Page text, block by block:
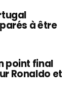
à être
point final
Ronaldo et